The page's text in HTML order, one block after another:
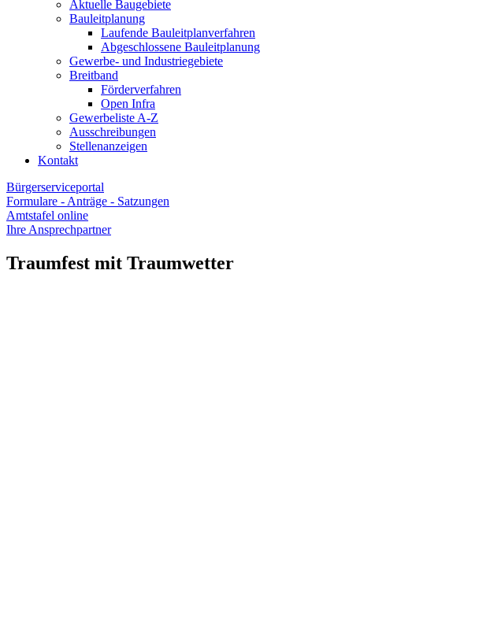
Aktuelle Baugebiete
Bauleitplanung
Laufende Bauleitplanverfahren
Abgeschlossene Bauleitplanung
Gewerbe- und Industriegebiete
Breitband
Förderverfahren
Open Infra
Gewerbeliste A-Z
Ausschreibungen
Stellenanzeigen
Kontakt
Bürgerserviceportal
Formulare - Anträge - Satzungen
Amtstafel online
Ihre Ansprechpartner
Traumfest mit Traumwetter